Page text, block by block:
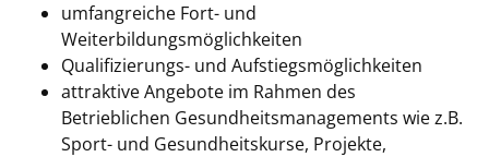
umfangreiche Fort- und
Weiterbildungsmöglichkeiten
Qualifizierungs- und Aufstiegsmöglichkeiten
attraktive Angebote im Rahmen des
Betrieblichen Gesundheitsmanagements wie z.B.
Sport- und Gesundheitskurse, Projekte,